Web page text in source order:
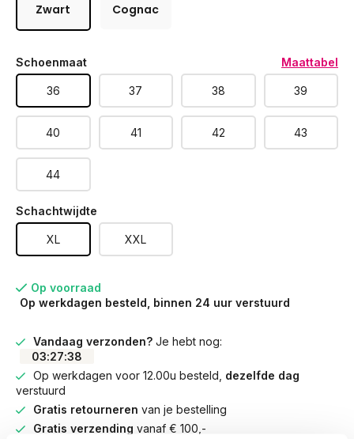
Zwart Cognac
Schoenmaat Maattabel
36 37 38 39
40 41 42 43
44
Schachtwijdte
XL XXL
Op voorraad
Op werkdagen besteld, binnen 24 uur verstuurd
Vandaag verzonden? Je hebt nog:
03:27:38
Op werkdagen voor 12.00u besteld, dezelfde dag
verstuurd
Gratis retourneren van je bestelling
Gratis verzending vanaf € 100,-